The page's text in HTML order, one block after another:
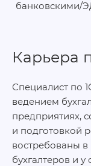
банковскими/
Карьера
Специалист по
ведением
предприятиях,
и подготовкой
востребованы в
бухгалтеров и